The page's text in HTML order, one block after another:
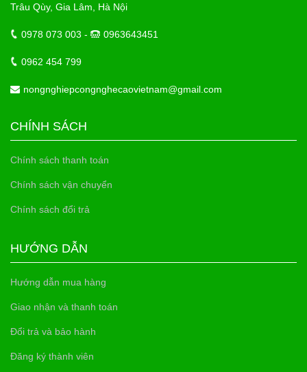
Trâu Qùy, Gia Lâm, Hà Nội
0978 073 003 - 0963643451
0962 454 799
nongnghiepcongnghecaovietnam@gmail.com
CHÍNH SÁCH
Chính sách thanh toán
Chính sách vận chuyển
Chính sách đổi trả
HƯỚNG DẪN
Hướng dẫn mua hàng
Giao nhận và thanh toán
Đổi trả và bảo hành
Đăng ký thành viên